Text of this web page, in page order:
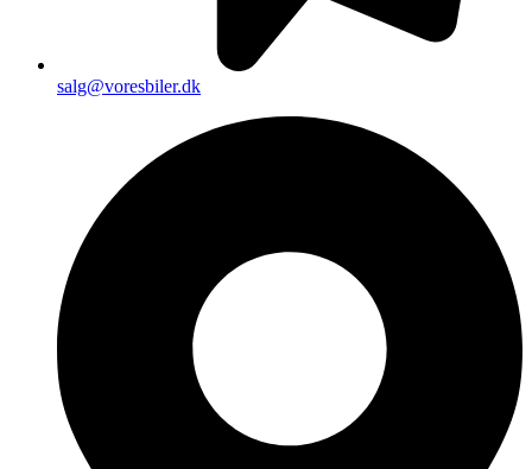
salg@voresbiler.dk